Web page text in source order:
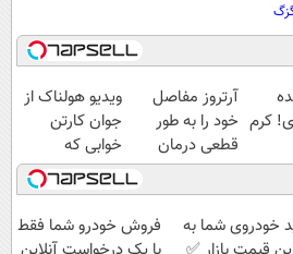
کرم
آرتروز مفاصل
خود را به طور
قطعی درمان
کنید!
◗پرسش‌نامه◖
ویدیو هولناک از
جوان کارتن
خوابی که
میلیاردر شد.
آموزش رایگان
خودروی شما به
فروش خودرو شما فقط